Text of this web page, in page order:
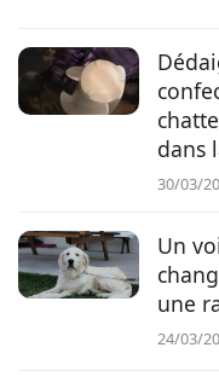
dans
30/03/
Un
une
24/03/